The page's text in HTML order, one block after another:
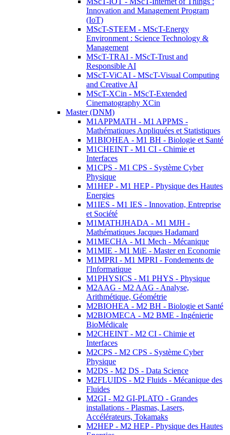
Innovation and Management Program
(IoT)
MScT-STEEM - MScT-Energy
Environment : Science Technology &
Management
MScT-TRAI - MScT-Trust and
Responsible AI
MScT-ViCAI - MScT-Visual Computing
and Creative AI
MScT-XCin - MScT-Extended
Cinematography XCin
Master (DNM)
M1APPMATH - M1 APPMS -
Mathématiques Appliquées et Statistiques
M1BIOHEA - M1 BH - Biologie et Santé
M1CHEINT - M1 CI - Chimie et
Interfaces
M1CPS - M1 CPS - Système Cyber
Physique
M1HEP - M1 HEP - Physique des Hautes
Energies
M1IES - M1 IES - Innovation, Entreprise
et Société
M1MATHJHADA - M1 MJH -
Mathématiques Jacques Hadamard
M1MECHA - M1 Mech - Mécanique
M1MIE - M1 MiE - Master en Economie
M1MPRI - M1 MPRI - Fondements de
l'Informatique
M1PHYSICS - M1 PHYS - Physique
M2AAG - M2 AAG - Analyse,
Arithmétique, Géométrie
M2BIOHEA - M2 BH - Biologie et Santé
M2BIOMECA - M2 BME - Ingénierie
BioMédicale
M2CHEINT - M2 CI - Chimie et
Interfaces
M2CPS - M2 CPS - Système Cyber
Physique
M2DS - M2 DS - Data Science
M2FLUIDS - M2 Fluids - Mécanique des
Fluides
M2GI - M2 GI-PLATO - Grandes
installations - Plasmas, Lasers,
Accélérateurs, Tokamaks
M2HEP - M2 HEP - Physique des Hautes